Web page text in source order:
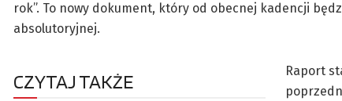
rok”. To nowy dokument, który od obecnej kadencji
absolutoryjnej.
CZYTAJ TAKŻE
Raport